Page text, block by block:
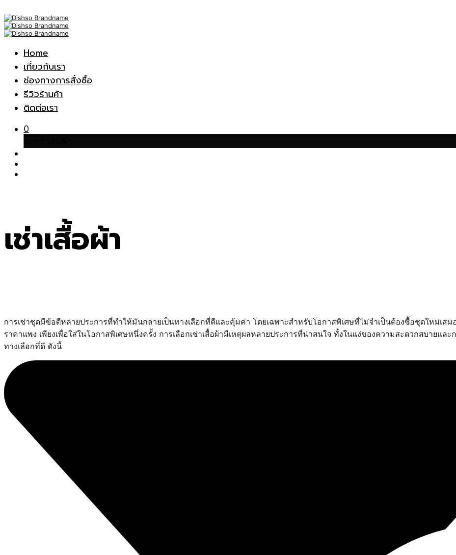
Home
เกี่ยวกับเรา
ช่องทางการสั่งซื้อ
รีวิวร้านค้า
ติดต่อเรา
0
เช่าเสื้อผ้า
การเช่าชุดมีข้อดีหลายประการที่ทำให้มันกลายเป็นทางเลือกที่ดีและคุ้มค่า โดยเฉพาะสำหรับโอกาสพิเศษที่ไม่จำเป็นต้องซื้อชุดใหม่เส
ราคาแพง เพียงเพื่อใส่ในโอกาสพิเศษหนึ่งครั้ง การเลือกเช่าเสื้อผ้ามีเหตุผลหลายประการที่น่าสนใจ ทั้งในแง่ของความสะดวกสบายแล
ทางเลือกที่ดี ดังนี้